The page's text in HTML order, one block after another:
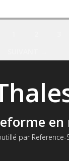
en
par Reference-